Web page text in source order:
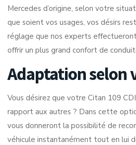
Mercedes d’origine, selon votre
que soient vos usages, vos désirs
réglage que nos experts
offrir un plus grand confort de
Adaptation selon
Vous désirez que votre Citan 109
rapport aux autres ? Dans cette
vous donneront la possibilité de
véhicule instantanément tout en lui